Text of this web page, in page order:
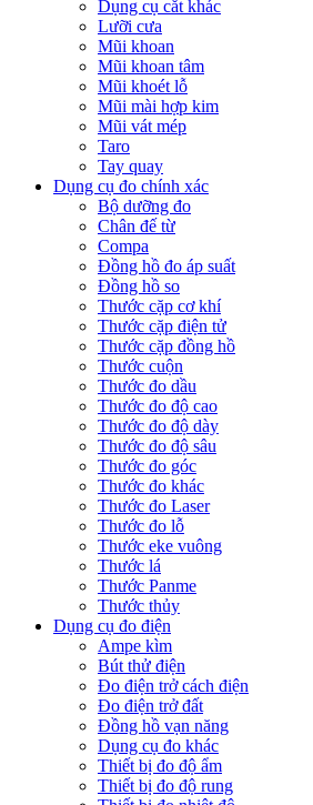
Dụng cụ cắt khác
Lưỡi cưa
Mũi khoan
Mũi khoan tâm
Mũi khoét lỗ
Mũi mài hợp kim
Mũi vát mép
Taro
Tay quay
Dụng cụ đo chính xác
Bộ dưỡng đo
Chân đế từ
Compa
Đồng hồ đo áp suất
Đồng hồ so
Thước cặp cơ khí
Thước cặp điện tử
Thước cặp đồng hồ
Thước cuộn
Thước đo dầu
Thước đo độ cao
Thước đo độ dày
Thước đo độ sâu
Thước đo góc
Thước đo khác
Thước đo Laser
Thước đo lỗ
Thước eke vuông
Thước lá
Thước Panme
Thước thủy
Dụng cụ đo điện
Ampe kìm
Bút thử điện
Đo điện trở cách điện
Đo điện trở đất
Đồng hồ vạn năng
Dụng cụ đo khác
Thiết bị đo độ ẩm
Thiết bị đo độ rung